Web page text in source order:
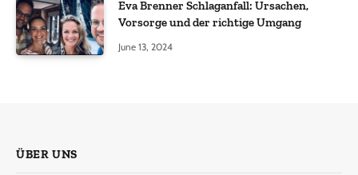
Eva Brenner Schlaganfall: Ursachen,
Vorsorge und der richtige Umgang
June 13, 2024
ÜBER UNS